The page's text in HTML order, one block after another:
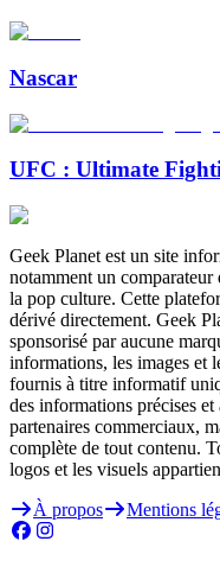
Nascar
UFC : Ultimate
Geek Planet est un site
notamment un
la pop culture. Cette
dérivé directement. Geek
sponsorisé par aucune
informations, les images et
fournis à titre informatif
des informations précises
partenaires commerciaux,
complète de tout contenu.
logos et les visuels
À propos
Mentions